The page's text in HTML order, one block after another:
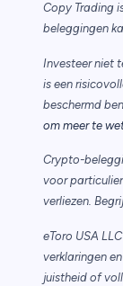
Copy Trading
beleggingen
Investeer niet
is een
beschermd
om meer te
Crypto-
voor
verliezen.
eToro USA
verklaringen
juistheid of